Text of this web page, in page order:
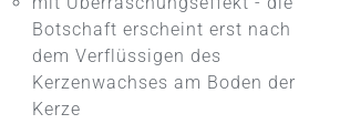
Botschaft erscheint erst nach
dem Verflüssigen des
Kerzenwachses am Boden der
Kerze